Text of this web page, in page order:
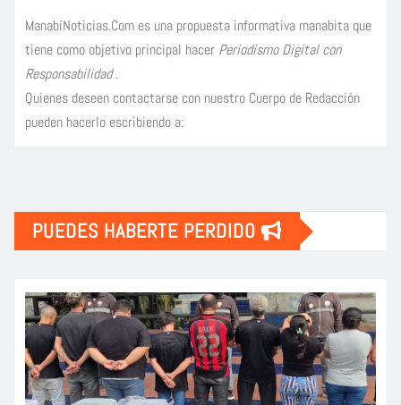
ManabíNoticias.Com es una propuesta informativa manabita que
tiene como objetivo principal hacer Periodismo Digital con
Responsabilidad.
Quienes deseen contactarse con nuestro Cuerpo de Redacción
pueden hacerlo escribiendo a:
PUEDES HABERTE PERDIDO